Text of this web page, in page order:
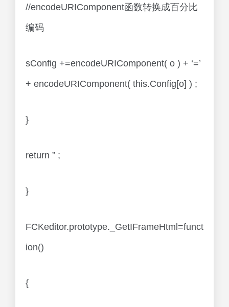
//encodeURIComponent函数转换成百分比
编码
sConfig +=encodeURIComponent( o ) + ‘=’
+ encodeURIComponent( this.Config[o] ) ;
}
return ” ;
}
FCKeditor.prototype._GetIFrameHtml=funct
ion()
{